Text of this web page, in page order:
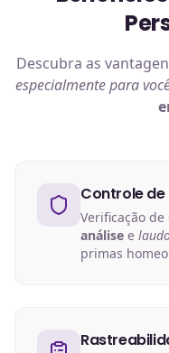
Descubra as
especialmente para
Controle
Verificação
análise e
primas